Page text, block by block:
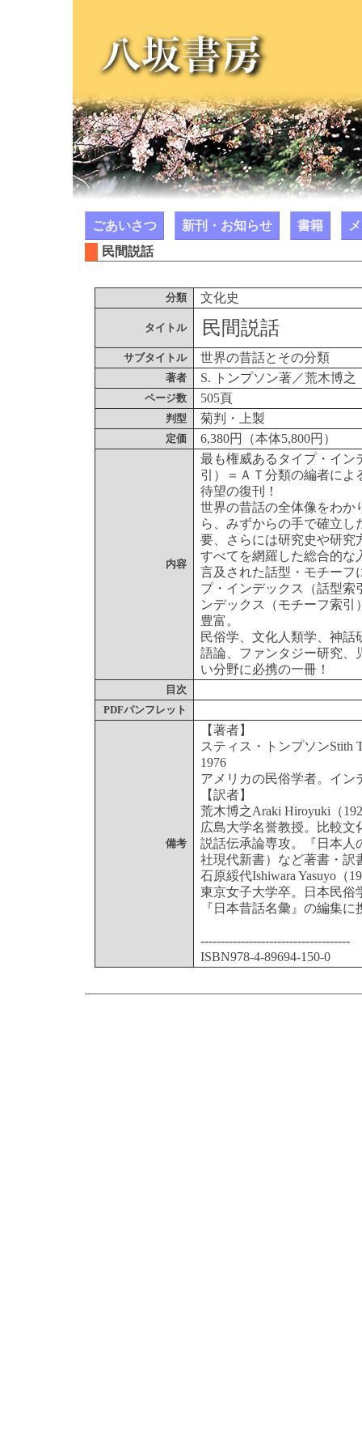
ごあいさつ 新刊・お知らせ 書籍
民間説話
分類 文化史
タイトル 民間説話
サブタイトル 世界の昔話とその分類
著者 S. トンプソン著／荒木博
ページ数 505頁
判型 菊判・上製
定価 6,380円（本体5,800円）
内容
最も権威あるタイプ・イン
引）＝ＡＴ分類の編者によ
待望の復刊！
世界の昔話の全体像をわか
ら、みずからの手で確立し
要、さらには研究史や研究
すべてを網羅した総合的な
言及された話型・モチーフ
プ・インデックス（話型索
ンデックス（モチーフ索引
豊富。
民俗学、文化人類学、神話
語論、ファンタジー研究、
い分野に必携の一冊！
目次
PDFパンフレット
備考
【著者】
スティス・トンプソンStith
1976
アメリカの民俗学者。イン
【訳者】
荒木博之Araki Hiroyuki（
広島大学名誉教授。比較文
説話伝承論専攻。『日本人
社現代新書）など著書・訳
石原綏代Ishiwara Yasuyo（
東京女子大学卒。日本民俗
『日本昔話名彙』の編集に
-------------------------------------
ISBN978-4-89694-150-0